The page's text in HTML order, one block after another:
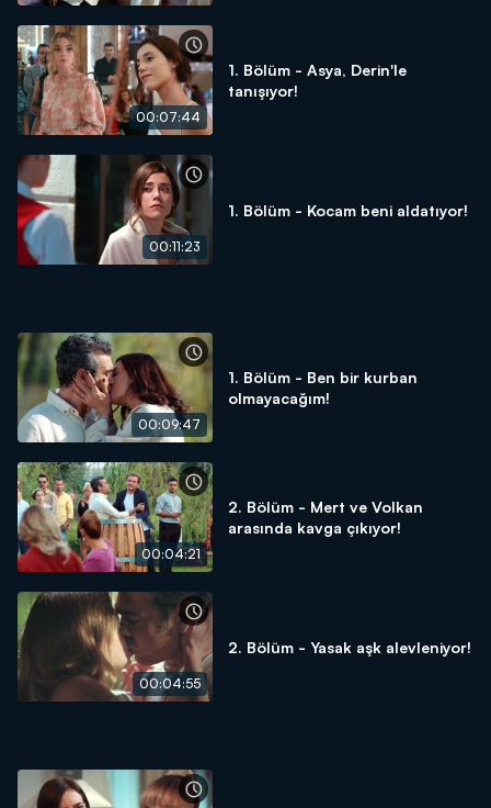
00:07:44
1. Bölüm - Asya, Derin'le
tanışıyor!
00:11:23
1. Bölüm - Kocam beni aldatıyor!
00:09:47
1. Bölüm - Ben bir kurban
olmayacağım!
00:04:21
2. Bölüm - Mert ve Volkan
arasında kavga çıkıyor!
00:04:55
2. Bölüm - Yasak aşk alevleniyor!